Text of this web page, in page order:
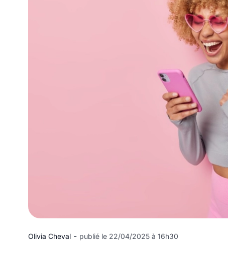
Olivia Cheval - publié le 22/04/2025 à 16h30